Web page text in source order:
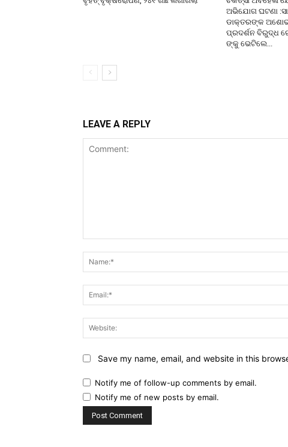
ଅଭିଯୋଗ ଘଟଣା
ଡାକ୍ତରଙ୍କ
ପ୍ରଦର୍ଶନ ବିରୁଦ୍ଧ
ଙ୍କୁ ଭେଟିଲେ...
LEAVE A REPLY
Save my name, email, and website in this
Notify me of follow-up comments by email.
Notify me of new posts by email.